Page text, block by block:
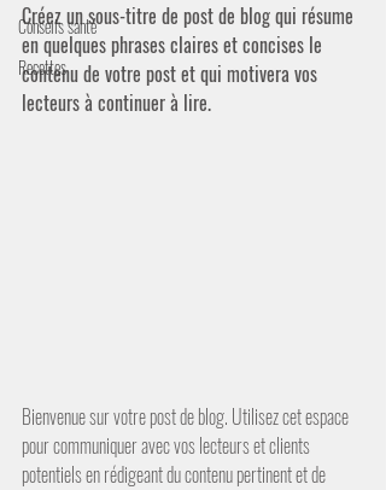
Conseils santé
Recettes
Créez un sous-titre de post de blog qui résume
en quelques phrases claires et concises le
contenu de votre post et qui motivera vos
lecteurs à continuer à lire.
Bienvenue sur votre post de blog. Utilisez cet espace
pour communiquer avec vos lecteurs et clients
potentiels en rédigeant du contenu pertinent et de